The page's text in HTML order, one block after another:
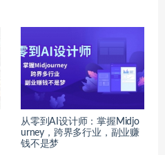
从零到AI设计师：掌握Midjo
urney，跨界多行业，副业赚
钱不是梦